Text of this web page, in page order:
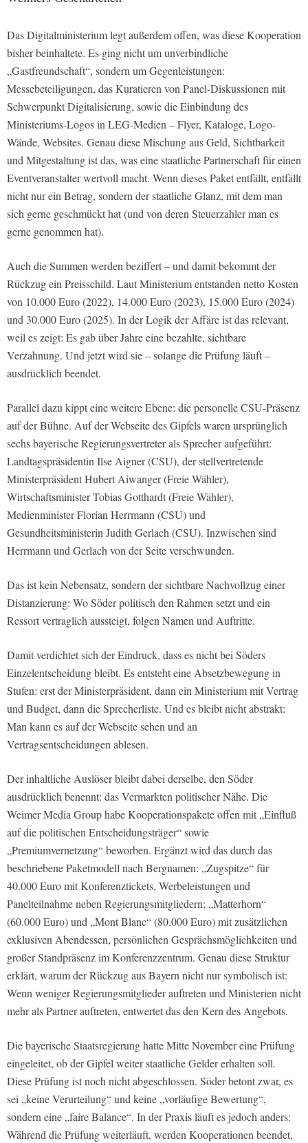
Das Digitalministerium legt außerdem offen, was diese Kooperation
bisher beinhaltete. Es ging nicht um unverbindliche
„Gastfreundschaft“, sondern um Gegenleistungen:
Messebeteiligungen, das Kuratieren von Panel-Diskussionen mit
Schwerpunkt Digitalisierung, sowie die Einbindung des
Ministeriums-Logos in LEG-Medien – Flyer, Kataloge, Logo-
Wände, Websites. Genau diese Mischung aus Geld, Sichtbarkeit
und Mitgestaltung ist das, was eine staatliche Partnerschaft für einen
Eventveranstalter wertvoll macht. Wenn dieses Paket entfällt, entfällt
nicht nur ein Betrag, sondern der staatliche Glanz, mit dem man
sich gerne geschmückt hat (und von deren Steuerzahler man es
gerne genommen hat).
Auch die Summen werden beziffert – und damit bekommt der
Rückzug ein Preisschild. Laut Ministerium entstanden netto Kosten
von 10.000 Euro (2022), 14.000 Euro (2023), 15.000 Euro (2024)
und 30.000 Euro (2025). In der Logik der Affäre ist das relevant,
weil es zeigt: Es gab über Jahre eine bezahlte, sichtbare
Verzahnung. Und jetzt wird sie – solange die Prüfung läuft –
ausdrücklich beendet.
Parallel dazu kippt eine weitere Ebene: die personelle CSU-Präsenz
auf der Bühne. Auf der Webseite des Gipfels waren ursprünglich
sechs bayerische Regierungsvertreter als Sprecher aufgeführt:
Landtagspräsidentin Ilse Aigner (CSU), der stellvertretende
Ministerpräsident Hubert Aiwanger (Freie Wähler),
Wirtschaftsminister Tobias Gotthardt (Freie Wähler),
Medienminister Florian Herrmann (CSU) und
Gesundheitsministerin Judith Gerlach (CSU). Inzwischen sind
Herrmann und Gerlach von der Seite verschwunden.
Das ist kein Nebensatz, sondern der sichtbare Nachvollzug einer
Distanzierung: Wo Söder politisch den Rahmen setzt und ein
Ressort vertraglich aussteigt, folgen Namen und Auftritte.
Damit verdichtet sich der Eindruck, dass es nicht bei Söders
Einzelentscheidung bleibt. Es entsteht eine Absetzbewegung in
Stufen: erst der Ministerpräsident, dann ein Ministerium mit Vertrag
und Budget, dann die Sprecherliste. Und es bleibt nicht abstrakt:
Man kann es auf der Webseite sehen und an
Vertragsentscheidungen ablesen.
Der inhaltliche Auslöser bleibt dabei derselbe, den Söder
ausdrücklich benennt: das Vermarkten politischer Nähe. Die
Weimer Media Group habe Kooperationspakete offen mit „Einfluß
auf die politischen Entscheidungsträger“ sowie
„Premiumvernetzung“ beworben. Ergänzt wird das durch das
beschriebene Paketmodell nach Bergnamen: „Zugspitze“ für
40.000 Euro mit Konferenztickets, Werbeleistungen und
Panelteilnahme neben Regierungsmitgliedern; „Matterhorn“
(60.000 Euro) und „Mont Blanc“ (80.000 Euro) mit zusätzlichen
exklusiven Abendessen, persönlichen Gesprächsmöglichkeiten und
großer Standpräsenz im Konferenzzentrum. Genau diese Struktur
erklärt, warum der Rückzug aus Bayern nicht nur symbolisch ist:
Wenn weniger Regierungsmitglieder auftreten und Ministerien nicht
mehr als Partner auftreten, entwertet das den Kern des Angebots.
Die bayerische Staatsregierung hatte Mitte November eine Prüfung
eingeleitet, ob der Gipfel weiter staatliche Gelder erhalten soll.
Diese Prüfung ist noch nicht abgeschlossen. Söder betont zwar, es
sei „keine Verurteilung“ und keine „vorläufige Bewertung“,
sondern eine „faire Balance“. In der Praxis läuft es jedoch anders:
Während die Prüfung weiterläuft, werden Kooperationen beendet,